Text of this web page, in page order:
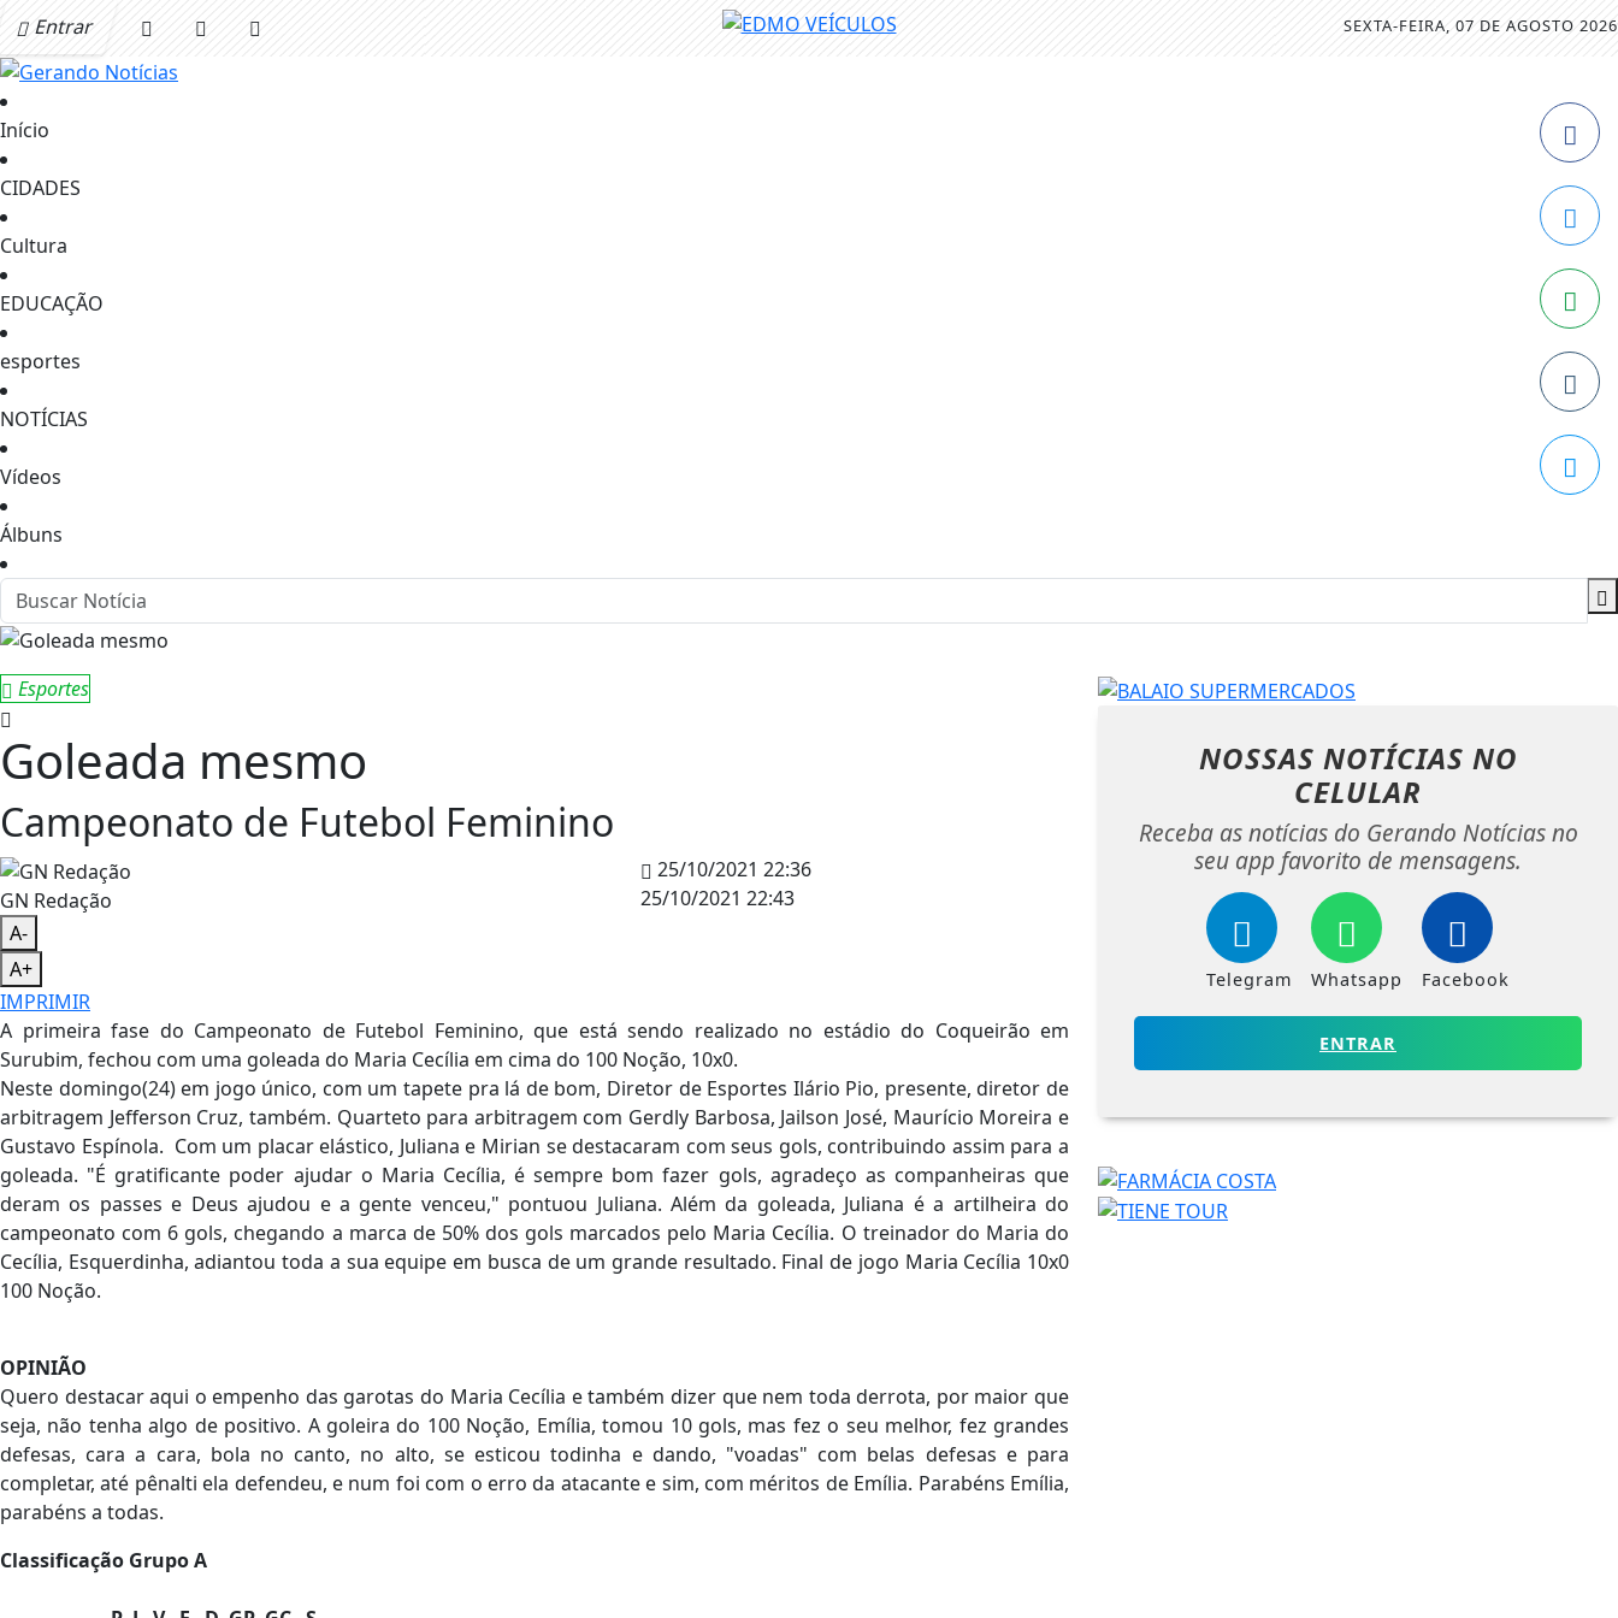
Entrar SEXTA-FEIRA, 07 DE AGOSTO 2026
Início
CIDADES
Cultura
EDUCAÇÃO
esportes
NOTÍCIAS
Vídeos
Álbuns
Esportes
Goleada mesmo
Campeonato de Futebol Feminino
GN Redação
25/10/2021 22:36
25/10/2021 22:43
A-
A+
IMPRIMIR
A primeira fase do Campeonato de Futebol Feminino, que está sendo realizado no estádio do Coqueirão em
Surubim, fechou com uma goleada do Maria Cecília em cima do 100 Noção, 10x0.
Neste domingo(24) em jogo único, com um tapete pra lá de bom, Diretor de Esportes Ilário Pio, presente, diretor de
arbitragem Jefferson Cruz, também. Quarteto para arbitragem com Gerdly Barbosa, Jailson José, Maurício Moreira e
Gustavo Espínola. Com um placar elástico, Juliana e Mirian se destacaram com seus gols, contribuindo assim para a
goleada. "É gratificante poder ajudar o Maria Cecília, é sempre bom fazer gols, agradeço as companheiras que
deram os passes e Deus ajudou e a gente venceu," pontuou Juliana. Além da goleada, Juliana é a artilheira do
campeonato com 6 gols, chegando a marca de 50% dos gols marcados pelo Maria Cecília. O treinador do Maria do
Cecília, Esquerdinha, adiantou toda a sua equipe em busca de um grande resultado. Final de jogo Maria Cecília 10x0
100 Noção.
OPINIÃO
Quero destacar aqui o empenho das garotas do Maria Cecília e também dizer que nem toda derrota, por maior que
seja, não tenha algo de positivo. A goleira do 100 Noção, Emília, tomou 10 gols, mas fez o seu melhor, fez grandes
defesas, cara a cara, bola no canto, no alto, se esticou todinha e dando, "voadas" com belas defesas e para
completar, até pênalti ela defendeu, e num foi com o erro da atacante e sim, com méritos de Emília. Parabéns Emília,
parabéns a todas.
Classificação Grupo A
NOSSAS NOTÍCIAS NO
CELULAR
Receba as notícias do Gerando Notícias no
seu app favorito de mensagens.
Telegram Whatsapp Facebook
ENTRAR